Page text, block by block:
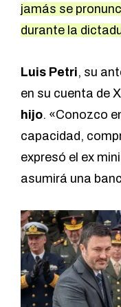
jamás se
durante la
Luis Petri, su
en su cuenta de
hijo. «Conozco
capacidad,
expresó el ex
asumirá una